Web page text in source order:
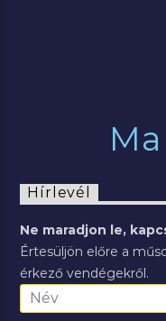
Hírlevél
Ne maradjon le,
Értesüljön előre a
érkező vendégekről.